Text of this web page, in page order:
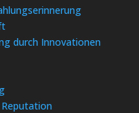
durch Innovationen